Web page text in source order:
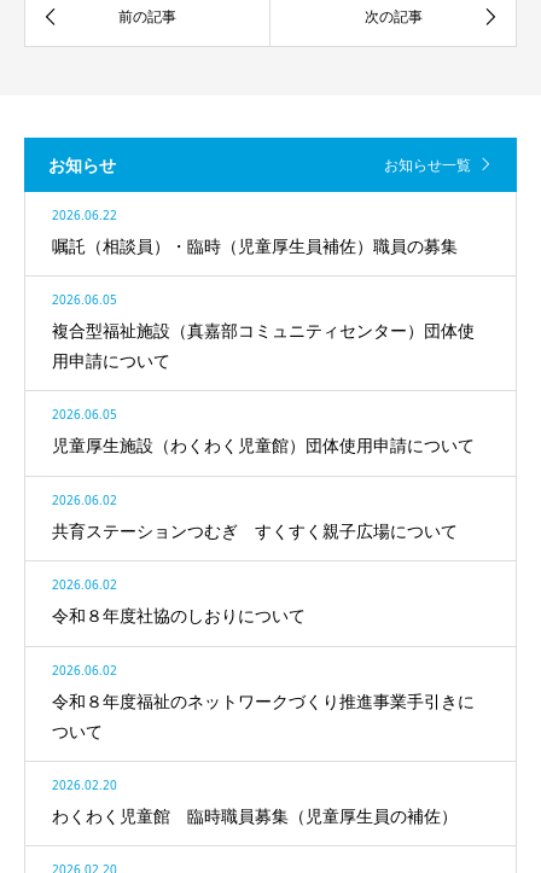
お知らせ お知らせ一覧
2026.06.22
嘱託（相談員）・臨時（児童厚生員補佐）職員の募集
2026.06.05
複合型福祉施設（真嘉部コミュニティセンター）団体使
用申請について
2026.06.05
児童厚生施設（わくわく児童館）団体使用申請について
2026.06.02
共育ステーションつむぎ すくすく親子広場について
2026.06.02
令和８年度社協のしおりについて
2026.06.02
令和８年度福祉のネットワークづくり推進事業手引きに
ついて
2026.02.20
わくわく児童館 臨時職員募集（児童厚生員の補佐）